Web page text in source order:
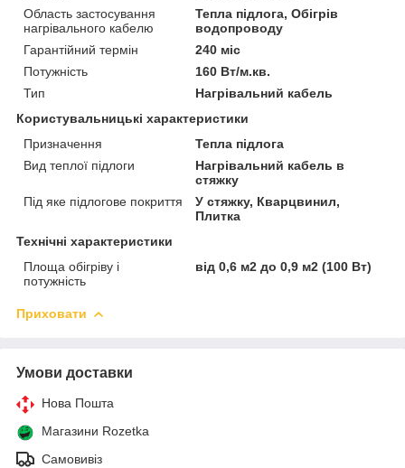
Область застосування
нагрівального кабелю
Тепла підлога, Обігрів
водопроводу
Гарантійний термін
240 міс
Потужність
160 Вт/м.кв.
Тип
Нагрівальний кабель
Користувальницькі характеристики
Призначення
Тепла підлога
Вид теплої підлоги
Нагрівальний кабель в
стяжку
Під яке підлогове покриття
У стяжку, Кварцвинил,
Плитка
Технічні характеристики
Площа обігріву і
потужність
від 0,6 м2 до 0,9 м2 (100 Вт)
Приховати
Умови доставки
Нова Пошта
Магазини Rozetka
Самовивіз